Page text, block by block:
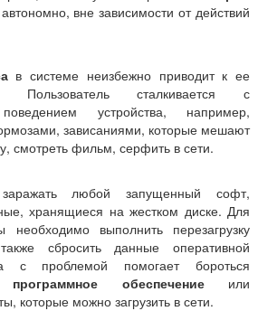
вне зависимости от действий
в системе неизбежно приводит к ее
Пользователь сталкивается с
устройства, например,
зависаниями, которые мешают
смотреть фильм, серфить в сети.
любой запущенный софт,
хранящиеся на жестком диске. Для
необходимо выполнить перезагрузку
сбросить данные оперативной
с проблемой помогает бороться
программное обеспечениеили
которые можно загрузить в сети.